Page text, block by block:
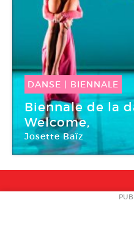
DANSE | BIENNALE
27 Sep -27
Biennale de la
Welcome,
Josette Baïz
Espace Culturel Alpha